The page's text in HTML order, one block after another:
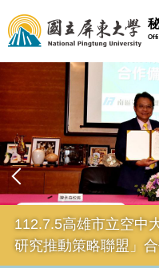
跳
到
主
內
容
區
112.7.5高雄市立空中
研究推動策略聯盟」